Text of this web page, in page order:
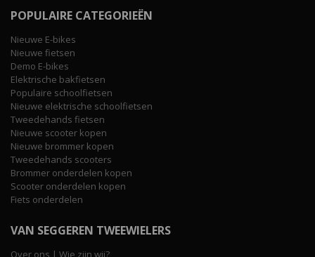
POPULAIRE CATEGORIEËN
Nieuwe E-bikes
Nieuwe fietsen
Demo E-bikes
Elektrische bakfietsen
Populaire schoolfietsen
Nieuwe elektrische schoolfietsen
Tweedehands fietsen
Nieuwe scooter kopen
Nieuwe brommer kopen
Tweedehands scooters
Brommer onderdelen kopen
Scooter onderdelen kopen
Fiets onderdelen
VAN SEGGEREN TWEEWIELERS
Over ons | Wie zijn wij?